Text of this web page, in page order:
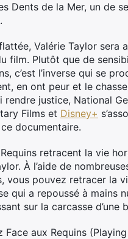
Dents de la Mer, un de
Valérie Taylor sera
film. Plutôt que de
c’est l’inverse qui se
en ont peur et le
rendre justice, National
Films et Disney+
documentaire.
retracent la vie
À l’aide de
vous pouvez retracer la
qui a repoussé à mains
sur la carcasse d’une
Face aux Requins